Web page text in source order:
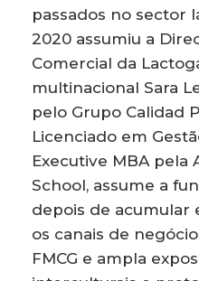
passados no sector
2020 assumiu a
Comercial da
multinacional Sara
pelo Grupo Calidad
Licenciado em
Executive MBA pela
School, assume a
depois de acumular
os canais de
FMCG e ampla